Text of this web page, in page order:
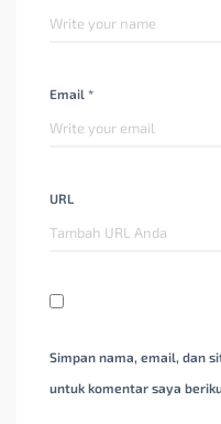
Email *
URL
Simpan nama, email, dan
untuk komentar saya